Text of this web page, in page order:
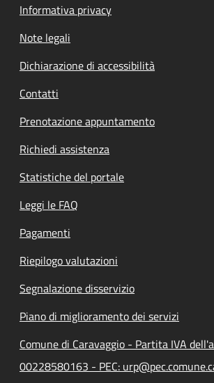
Informativa privacy
Note legali
Dichiarazione di accessibilità
Contatti
Prenotazione appuntamento
Richiedi assistenza
Statistiche del portale
Leggi le FAQ
Pagamenti
Riepilogo valutazioni
Segnalazione disservizio
Piano di miglioramento dei servizi
Comune di Caravaggio - Partita IVA
00228580163 - PEC: